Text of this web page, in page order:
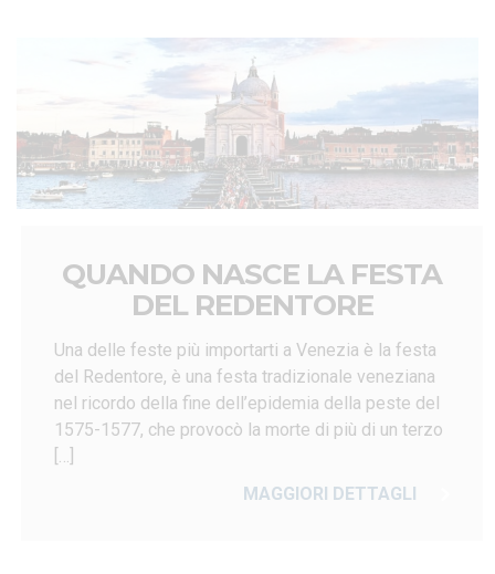
QUANDO NASCE LA FESTA
DEL REDENTORE
Una delle feste più importarti a Venezia è la festa
del Redentore, è una festa tradizionale veneziana
nel ricordo della fine dell’epidemia della peste del
1575-1577, che provocò la morte di più di un terzo
[…]
MAGGIORI DETTAGLI